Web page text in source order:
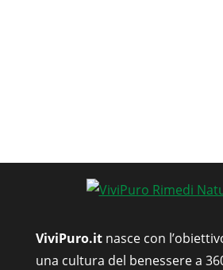
ViviPuro.it nasce con
una cultura del benessere a